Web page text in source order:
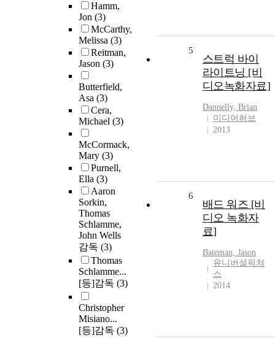
Hamm,
Jon (3)
McCarthy,
Melissa (3)
Reitman,
Jason (3)
Butterfield,
Asa (3)
Cera,
Michael (3)
McCormack,
Mary (3)
Purnell,
Ella (3)
Aaron
Sorkin,
Thomas
Schlamme,
John Wells
감독 (3)
Thomas
Schlamme...
[등]감독 (3)
Christopher
Misiano...
[등]감독 (3)
5
스트럭 바이
라이트닝 [비
디오녹화자료]
Dannelly, Brian
미디어허브
2013
6
배드 워즈 [비
디오 녹화자
료]
Bateman, Jason
유니버설픽쳐
스
2014